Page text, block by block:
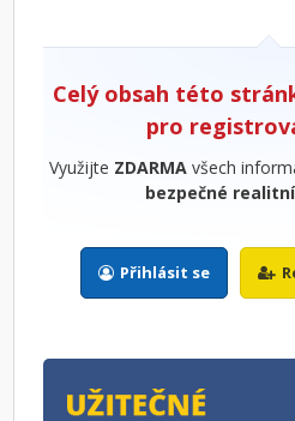
Celý obsah této
pro
Využijte ZDARMAvšech
bezpečné
Přihlásit se